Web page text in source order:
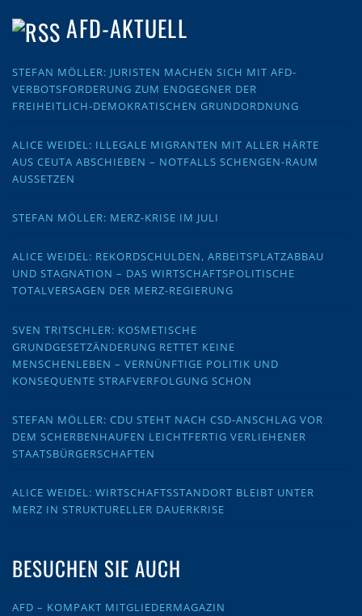
AFD-AKTUELL
STEFAN MÖLLER: JURISTEN MACHEN SICH MIT AFD-
VERBOTSFORDERUNG ZUM ENDGEGNER DER
FREIHEITLICH-DEMOKRATISCHEN GRUNDORDNUNG
ALICE WEIDEL: ILLEGALE MIGRANTEN MIT ALLER HÄRTE
AUS CEUTA ABSCHIEBEN – NOTFALLS SCHENGEN-RAUM
AUSSETZEN
STEFAN MÖLLER: MERZ-KRISE IM JULI
ALICE WEIDEL: REKORDSCHULDEN, ARBEITSPLATZABBAU
UND STAGNATION – DAS WIRTSCHAFTSPOLITISCHE
TOTALVERSAGEN DER MERZ-REGIERUNG
SVEN TRITSCHLER: KOSMETISCHE
GRUNDGESETZÄNDERUNG RETTET KEINE
MENSCHENLEBEN – VERNÜNFTIGE POLITIK UND
KONSEQUENTE STRAFVERFOLGUNG SCHON
STEFAN MÖLLER: CDU STEHT NACH CSD-ANSCHLAG VOR
DEM SCHERBENHAUFEN LEICHTFERTIG VERLIEHENER
STAATSBÜRGERSCHAFTEN
ALICE WEIDEL: WIRTSCHAFTSSTANDORT BLEIBT UNTER
MERZ IN STRUKTURELLER DAUERKRISE
BESUCHEN SIE AUCH
AFD – KOMPAKT MITGLIEDERMAGAZIN